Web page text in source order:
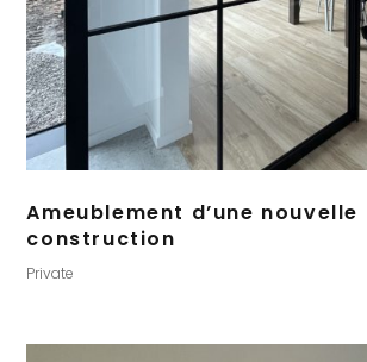
Ameublement d’une nouvelle
construction
Private